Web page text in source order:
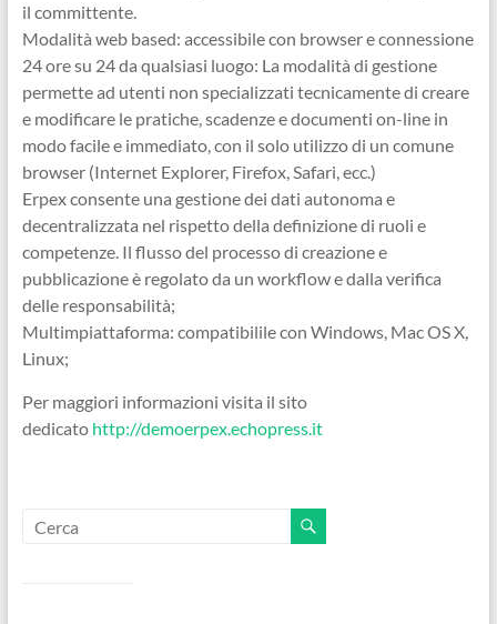
il committente.
Modalità web based: accessibile con browser e connessione
24 ore su 24 da qualsiasi luogo: La modalità di gestione
permette ad utenti non specializzati tecnicamente di creare
e modificare le pratiche, scadenze e documenti on-line in
modo facile e immediato, con il solo utilizzo di un comune
browser (Internet Explorer, Firefox, Safari, ecc.)
Erpex consente una gestione dei dati autonoma e
decentralizzata nel rispetto della definizione di ruoli e
competenze. Il flusso del processo di creazione e
pubblicazione è regolato da un workflow e dalla verifica
delle responsabilità;
Multimpiattaforma: compatibilile con Windows, Mac OS X,
Linux;
Per maggiori informazioni visita il sito
dedicato http://demoerpex.echopress.it